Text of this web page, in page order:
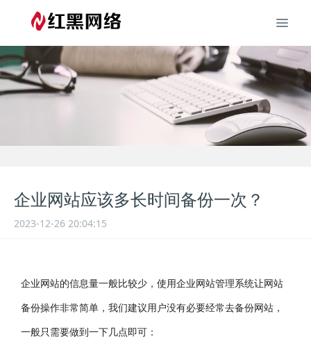
企业网站应该多长时间备份一次？
2023-12-26 20:04:15
企业网站的信息量一般比较少，使用企业网站管理系统让网站
备份操作非常简单，我们建议用户没有必要经常去备份网站，
一般只需要做到一下几点即可：